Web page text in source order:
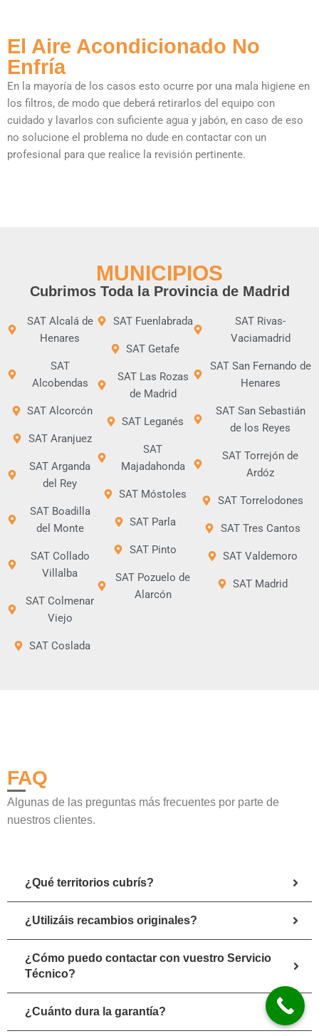
El Aire Acondicionado No
Enfría
En la mayoría de los casos esto ocurre por una mala higiene en
los filtros, de modo que deberá retirarlos del equipo con
cuidado y lavarlos con suficiente agua y jabón, en caso de eso
no solucione el problema no dude en contactar con un
profesional para que realice la revisión pertinente.
MUNICIPIOS
Cubrimos Toda la Provincia de Madrid
SAT Alcalá de
Henares
SAT
Alcobendas
SAT Alcorcón
SAT Aranjuez
SAT Arganda
del Rey
SAT Boadilla
del Monte
SAT Collado
Villalba
SAT Colmenar
Viejo
SAT Coslada
SAT Fuenlabrada
SAT Getafe
SAT Las Rozas
de Madrid
SAT Leganés
SAT
Majadahonda
SAT Móstoles
SAT Parla
SAT Pinto
SAT Pozuelo de
Alarcón
SAT Rivas-
Vaciamadrid
SAT San Fernando de
Henares
SAT San Sebastián
de los Reyes
SAT Torrejón de
Ardóz
SAT Torrelodones
SAT Tres Cantos
SAT Valdemoro
SAT Madrid
FAQ
Algunas de las preguntas más frecuentes por parte de
nuestros clientes.
¿Qué territorios cubrís?
¿Utilizáis recambios originales?
¿Cómo puedo contactar con vuestro Servicio
Técnico?
¿Cuánto dura la garantía?